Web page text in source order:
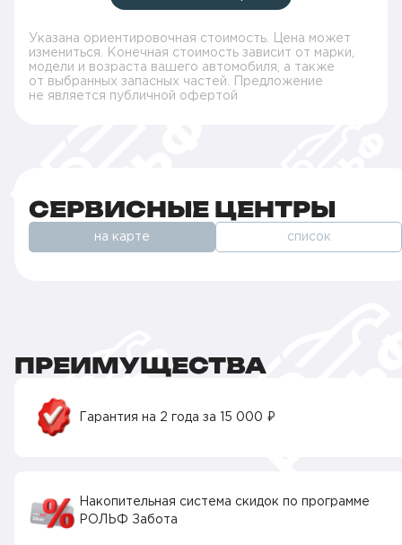
Указана ориентировочная стоимость. Цена может
измениться. Конечная стоимость зависит от марки,
модели и возраста вашего автомобиля, а также
от выбранных запасных частей. Предложение
не является публичной офертой
СЕРВИСНЫЕ ЦЕНТРЫ
на карте список
ПРЕИМУЩЕСТВА
Гарантия на 2 года за 15 000 ₽
Накопительная система скидок по программе
РОЛЬФ Забота